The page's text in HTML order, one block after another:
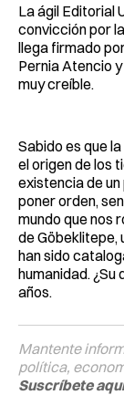
La ágil Editorial
convicción por
llega firmado
Pernia Atencio
muy creíble.
Sabido es que
el origen de los
existencia de
poner orden,
mundo que nos
de Göbeklitepe,
han sido
humanidad. ¿Su
años.
Mantente
política,
Suscríbete aquí